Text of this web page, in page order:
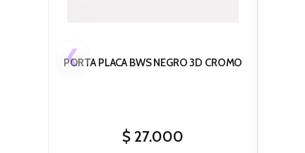
PORTA PLACA BWS NEGRO 3D CROMO
$ 27.000
❮